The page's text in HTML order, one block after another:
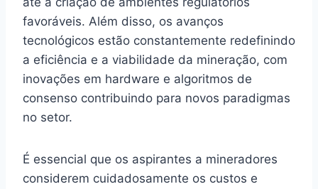
favoráveis. Além disso, os avanços
tecnológicos estão constantemente redefinindo
a eficiência e a viabilidade da mineração, com
inovações em hardware e algoritmos de
consenso contribuindo para novos paradigmas
no setor.
É essencial que os aspirantes a mineradores
considerem cuidadosamente os custos e